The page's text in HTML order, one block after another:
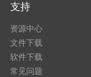
支持
资源中心
文件下载
软件下载
常见问题